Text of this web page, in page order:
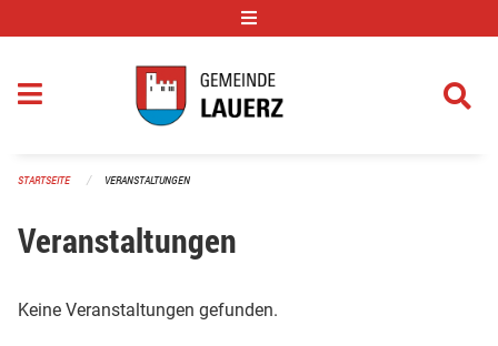
STARTSEITE VERANSTALTUNGEN
Veranstaltungen
Keine Veranstaltungen gefunden.